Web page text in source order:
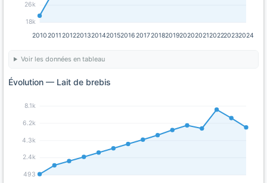
18k
26k
201020112012201320142015201620172018201920202021202220232024
Voir les données en tableau
Évolution — Lait de brebis
493
2.4k
4.3k
6.2k
8.1k